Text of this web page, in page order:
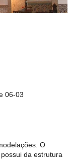
06-03
O
da estrutura